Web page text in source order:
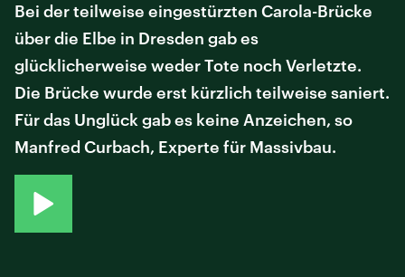
Bei der teilweise eingestürzten Carola-Brücke
über die Elbe in Dresden gab es
glücklicherweise weder Tote noch Verletzte.
Die Brücke wurde erst kürzlich teilweise saniert.
Für das Unglück gab es keine Anzeichen, so
Manfred Curbach, Experte für Massivbau.